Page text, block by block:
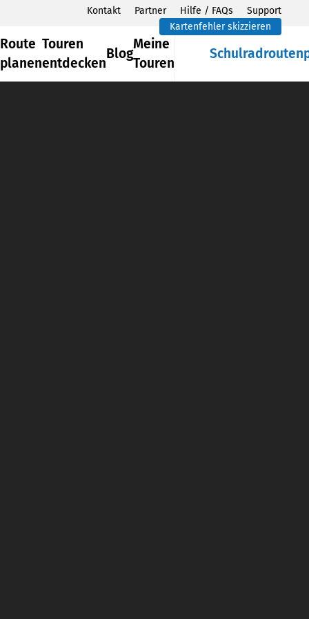
Kontakt Partner Hilfe / FAQs
Support
Kartenfehler skizzieren
Route
planen
Touren
entdecken
Blog
Meine
Touren